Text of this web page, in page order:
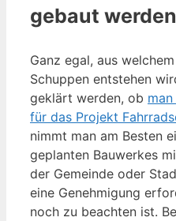
gebaut
Ganz egal, aus
Schuppen entstehen
geklärt werden, ob
für das Projekt
nimmt man am Besten
geplanten Bauwerkes
der Gemeinde oder
eine Genehmigung
noch zu beachten ist.